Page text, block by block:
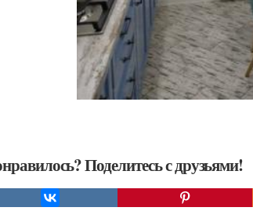
Поделитесь с друзьями!